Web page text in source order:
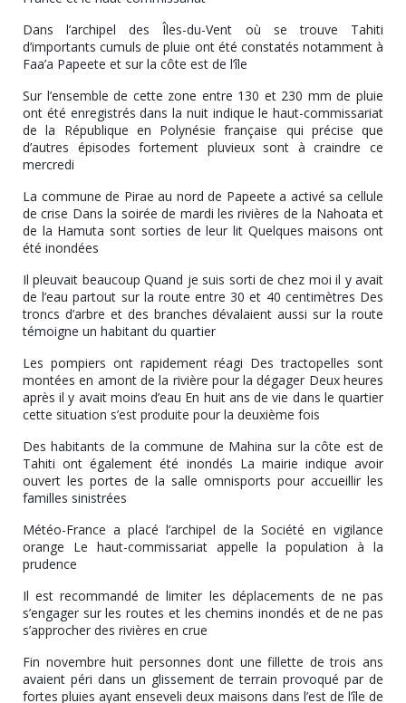
Dans l’archipel des Îles-du-Vent où se trouve Tahiti
d’importants cumuls de pluie ont été constatés notamment à
Faa’a Papeete et sur la côte est de l’île
Sur l’ensemble de cette zone entre 130 et 230 mm de pluie
ont été enregistrés dans la nuit indique le haut-commissariat
de la République en Polynésie française qui précise que
d’autres épisodes fortement pluvieux sont à craindre ce
mercredi
La commune de Pirae au nord de Papeete a activé sa cellule
de crise Dans la soirée de mardi les rivières de la Nahoata et
de la Hamuta sont sorties de leur lit Quelques maisons ont
été inondées
Il pleuvait beaucoup Quand je suis sorti de chez moi il y avait
de l’eau partout sur la route entre 30 et 40 centimètres Des
troncs d’arbre et des branches dévalaient aussi sur la route
témoigne un habitant du quartier
Les pompiers ont rapidement réagi Des tractopelles sont
montées en amont de la rivière pour la dégager Deux heures
après il y avait moins d’eau En huit ans de vie dans le quartier
cette situation s’est produite pour la deuxième fois
Des habitants de la commune de Mahina sur la côte est de
Tahiti ont également été inondés La mairie indique avoir
ouvert les portes de la salle omnisports pour accueillir les
familles sinistrées
Météo-France a placé l’archipel de la Société en vigilance
orange Le haut-commissariat appelle la population à la
prudence
Il est recommandé de limiter les déplacements de ne pas
s’engager sur les routes et les chemins inondés et de ne pas
s’approcher des rivières en crue
Fin novembre huit personnes dont une fillette de trois ans
avaient péri dans un glissement de terrain provoqué par de
fortes pluies ayant enseveli deux maisons dans l’est de l’île de